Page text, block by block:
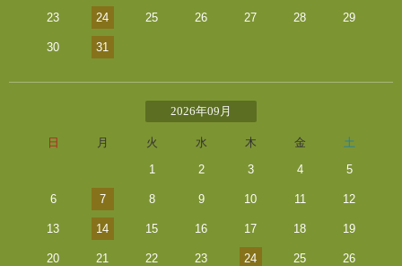
23 24 25 26 27 28 29
30 31
2026年09月
日 月 火 水 木 金
土
1
2 3 4 5
6 7 8 9 10 11 12
13 14 15 16 17 18 19
20 21 22 23 24 25 26